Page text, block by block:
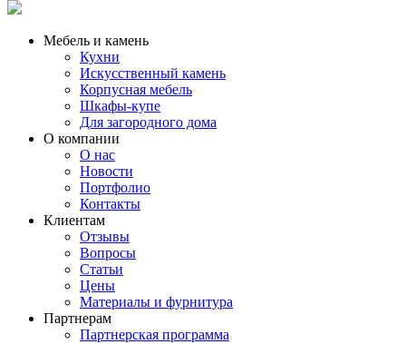
Мебель и камень
Кухни
Искусственный камень
Корпусная мебель
Шкафы-купе
Для загородного дома
О компании
О нас
Новости
Портфолио
Контакты
Клиентам
Отзывы
Вопросы
Статьи
Цены
Материалы и фурнитура
Партнерам
Партнерская программа